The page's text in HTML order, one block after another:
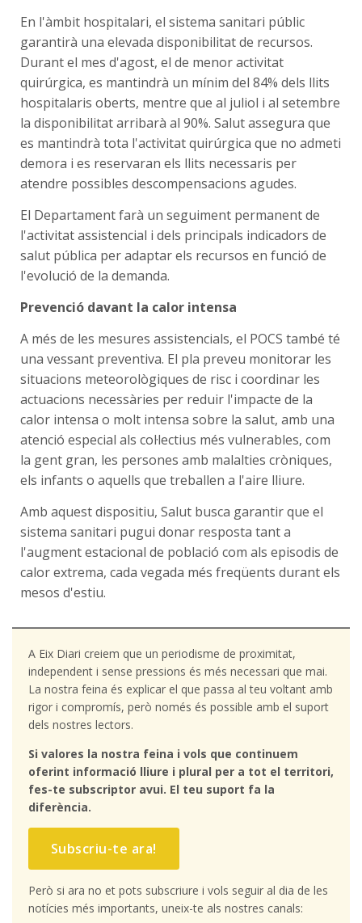
En l'àmbit hospitalari, el sistema sanitari públic
garantirà una elevada disponibilitat de recursos.
Durant el mes d'agost, el de menor activitat
quirúrgica, es mantindrà un mínim del 84% dels llits
hospitalaris oberts, mentre que al juliol i al setembre
la disponibilitat arribarà al 90%. Salut assegura que
es mantindrà tota l'activitat quirúrgica que no admeti
demora i es reservaran els llits necessaris per
atendre possibles descompensacions agudes.
El Departament farà un seguiment permanent de
l'activitat assistencial i dels principals indicadors de
salut pública per adaptar els recursos en funció de
l'evolució de la demanda.
Prevenció davant la calor intensa
A més de les mesures assistencials, el POCS també té
una vessant preventiva. El pla preveu monitorar les
situacions meteorològiques de risc i coordinar les
actuacions necessàries per reduir l'impacte de la
calor intensa o molt intensa sobre la salut, amb una
atenció especial als col·lectius més vulnerables, com
la gent gran, les persones amb malalties cròniques,
els infants o aquells que treballen a l'aire lliure.
Amb aquest dispositiu, Salut busca garantir que el
sistema sanitari pugui donar resposta tant a
l'augment estacional de població com als episodis de
calor extrema, cada vegada més freqüents durant els
mesos d'estiu.
A Eix Diari creiem que un periodisme de proximitat,
independent i sense pressions és més necessari que mai.
La nostra feina és explicar el que passa al teu voltant amb
rigor i compromís, però només és possible amb el suport
dels nostres lectors.
Si valores la nostra feina i vols que continuem
oferint informació lliure i plural per a tot el territori,
fes-te subscriptor avui. El teu suport fa la
diferència.
Subscriu-te ara!
Però si ara no et pots subscriure i vols seguir al dia de les
notícies més importants, uneix-te als nostres canals: